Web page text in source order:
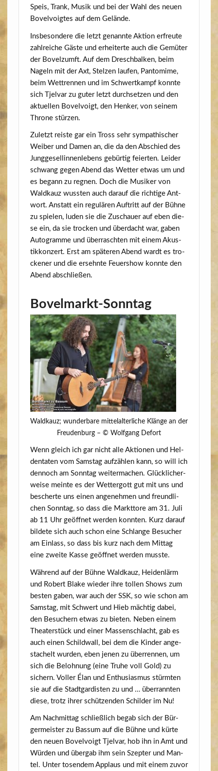
Speis, Trank, Musik und bei der Wahl des neu­en
Bovel­voig­tes auf dem Gelände.
Ins­be­son­de­re die letzt genann­te Akti­on erfreu­te
zahl­rei­che Gäs­te und erhei­ter­te auch die Gemü­ter
der Bovelzumft. Auf dem Dresch­bal­ken, beim
Nageln mit der Axt, Stel­zen lau­fen, Pan­to­mi­me,
beim Wett­ren­nen und im Schwert­kampf konn­te
sich Tjel­var zu guter letzt durch­set­zen und den
aktu­el­len Bovel­voigt, den Hen­ker, von sei­nem
Thro­ne stürzen.
Zuletzt reis­te gar ein Tross sehr sym­pa­thi­scher
Wei­ber und Damen an, die da den Abschied des
Jung­ge­sel­lin­nen­le­bens gebür­tig fei­er­ten. Lei­der
schwang gegen Abend das Wet­ter etwas um und
es begann zu reg­nen. Doch die Musi­ker von
Wald­kauz wuss­ten auch dar­auf die rich­ti­ge Ant­
wort. Anstatt ein regu­lä­ren Auf­tritt auf der Büh­ne
zu spie­len, luden sie die Zuschau­er auf eben die­
se ein, da sie tro­cken und über­dacht war, gaben
Auto­gram­me und über­rasch­ten mit einem Akus­
tik­kon­zert. Erst am spä­te­ren Abend wardt es tro­
cke­ner und die ersehn­te Feu­er­show konn­te den
Abend abschließen.
Bovelmarkt-Sonntag
Wald­kauz; wun­der­ba­re mit­tel­al­ter­li­che Klän­ge an der
Freu­den­burg – © Wolf­gang Defort
Wenn gleich ich gar nicht alle Aktio­nen und Hel­
den­ta­ten vom Sams­tag auf­zäh­len kann, so will ich
den­noch am Sonn­tag wei­ter­ma­chen. Glück­li­cher­
wei­se mein­te es der Wet­ter­gott gut mit uns und
bescher­te uns einen ange­neh­men und freund­li­
chen Sonn­tag, so dass die Markt­to­re am 31. Juli
ab 11 Uhr geöff­net wer­den konn­ten. Kurz dar­auf
bil­de­te sich auch schon eine Schlan­ge Besu­cher
am Ein­lass, so dass bis kurz nach dem Mit­tag
eine zwei­te Kas­se geöff­net wer­den musste.
Wäh­rend auf der Büh­ne Wald­kauz, Hei­den­lärm
und Robert Bla­ke wie­der ihre tol­len Shows zum
bes­ten gaben, war auch der SSK, so wie schon am
Sams­tag, mit Schwert und Hieb mäch­tig dabei,
den Besu­chern etwas zu bie­ten. Neben einem
Thea­ter­stück und einer Mas­sen­schlacht, gab es
auch einen Schild­wall, bei dem die Kin­der ange­
sta­chelt wur­den, eben jenen zu über­ren­nen, um
sich die Beloh­nung (eine Tru­he voll Gold) zu
sichern. Vol­ler Élan und Enthu­si­as­mus stürm­ten
sie auf die Stadt­gar­dis­ten zu und … über­rann­ten
die­se, trotz ihrer schüt­zen­den Schil­der im Nu!
Am Nach­mit­tag schließ­lich begab sich der Bür­
ger­meis­ter zu Bas­sum auf die Büh­ne und kür­te
den neu­en Bovel­voigt Tjel­var, hob ihn in Amt und
Wür­den und über­gab ihm sein Szep­ter und Man­
tel. Unter tosen­dem Applaus und mit einem zuvor